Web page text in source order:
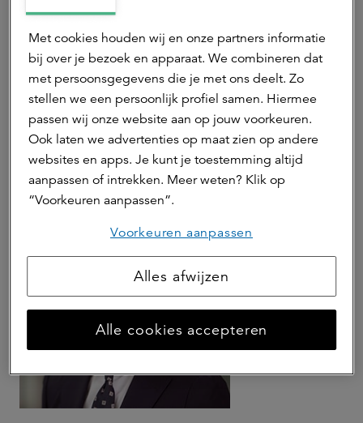
Huidige benoemingstermijn: 2026 - AvA 2030.
Nevenfuncties
Ingrid de Swart is lid van de Raad van Commissarissen
van Salta Group B.V., lid van de Raad van Advies van
Stichting Topvrouw van het jaar en bestuurslid van het
Verbond van Verzekeraars.
Toon meer
Met cookies houden wij en onze partners informatie
bij over je bezoek en apparaat. We combineren dat
met persoonsgegevens die je met ons deelt. Zo
stellen we een persoonlijk profiel samen. Hiermee
passen wij onze website aan op jouw voorkeuren.
Ook laten we advertenties op maat zien op andere
websites en apps. Je kunt je toestemming altijd
aanpassen of intrekken. Meer weten? Klik op
“Voorkeuren aanpassen”.
Voorkeuren aanpassen
Alles afwijzen
Alle cookies accepteren